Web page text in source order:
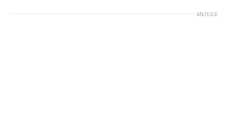
ANZEIGE